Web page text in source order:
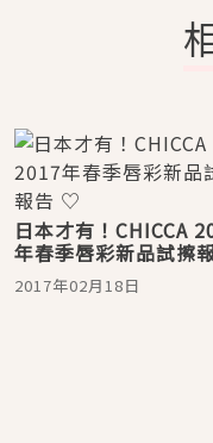
日本才有！CHICCA
年春季唇彩新品試擦
♡
2017年02月18日